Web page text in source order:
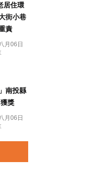
居住環
街小巷
責
月06日
南投縣
獎
月06日